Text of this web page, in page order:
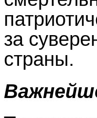
за
страны.